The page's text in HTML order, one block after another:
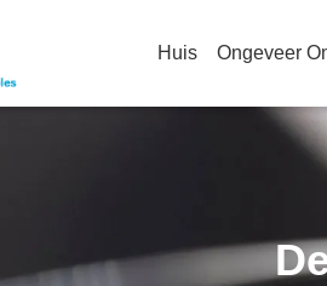
Huis Ongeveer